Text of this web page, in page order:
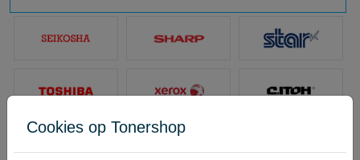
Cookies op Tonershop